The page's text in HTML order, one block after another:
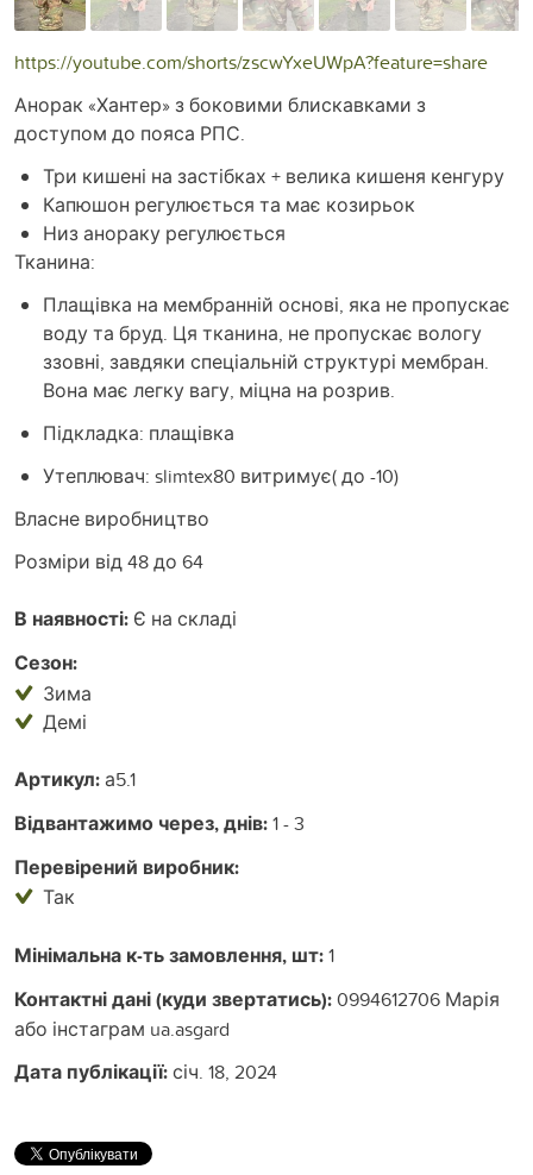
https://youtube.com/shorts/zscwYxeUWpA?feature=share
Анорак «Хантер» з боковими блискавками з
доступом до пояса РПС.
Три кишені на застібках + велика кишеня кенгуру
Капюшон регулюється та має козирьок
Низ анораку регулюється
Тканина:
Плащівка на мембранній основі, яка не пропускає
воду та бруд. Ця тканина, не пропускає вологу
ззовні, завдяки спеціальній структурі мембран.
Вона має легку вагу, міцна на розрив.
Підкладка: плащівка
Утеплювач: slimtex80 витримує( до -10)
Власне виробництво
Розміри від 48 до 64
В наявності: Є на складі
Сезон:
Зима
Демі
Артикул:а5.1
Відвантажимо через, днів:1 - 3
Перевірений виробник:
Так
Мінімальна к-ть замовлення, шт:1
Контактні дані (куди звертатись):0994612706 Марія
або інстаграм ua.asgard
Дата публікації:січ. 18, 2024